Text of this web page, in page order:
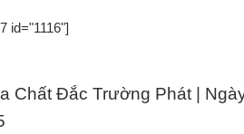
id="1116"]
Chất Đắc Trường Phát |